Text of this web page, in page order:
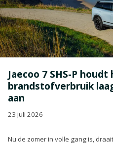
Jaecoo 7 SHS-P houdt
brandstofverbruik
aan
23 juli 2026
Nu de zomer in volle gang is,